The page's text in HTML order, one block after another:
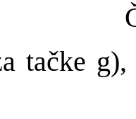
tačke